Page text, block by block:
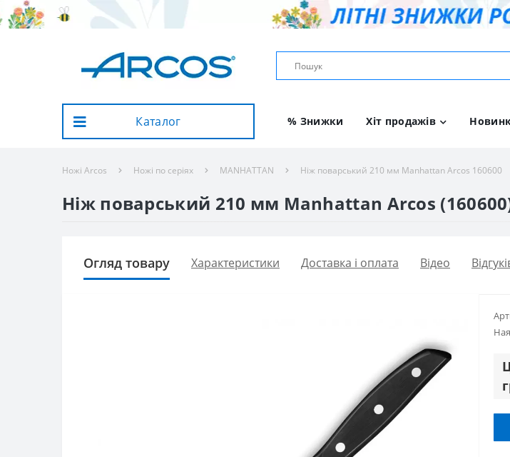
Каталог % Знижки Хіт продажів
Ножі Arcos Ножі по серіях MANHATTAN Ніж поварський 210 мм Manhattan Arcos 160600
Ніж поварський 210 мм Manhattan Arcos
Огляд товару Характеристики Доставка і оплата Вiдео